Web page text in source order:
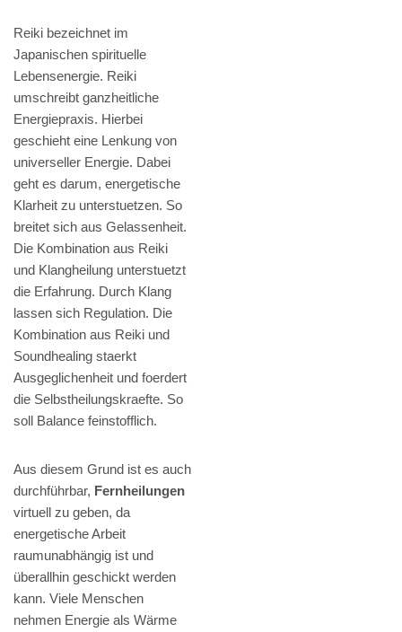
Reiki bezeichnet im
Japanischen spirituelle
Lebensenergie. Reiki
umschreibt ganzheitliche
Energiepraxis. Hierbei
geschieht eine Lenkung von
universeller Energie. Dabei
geht es darum, energetische
Klarheit zu unterstuetzen. So
breitet sich aus Gelassenheit.
Die Kombination aus Reiki
und Klangheilung unterstuetzt
die Erfahrung. Durch Klang
lassen sich Regulation. Die
Kombination aus Reiki und
Soundhealing staerkt
Ausgeglichenheit und foerdert
die Selbstheilungskraefte. So
soll Balance feinstofflich.
Aus diesem Grund ist es auch
durchführbar, Fernheilungen
virtuell zu geben, da
energetische Arbeit
raumunabhängig ist und
überallhin geschickt werden
kann. Viele Menschen
nehmen Energie als Wärme